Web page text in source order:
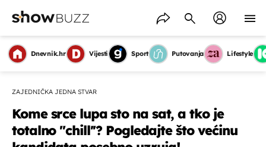
Dnevnik.hr Vijesti Sport Putovanja Lifestyle
ZAJEDNIČKA JEDNA STVAR
Kome srce lupa sto na sat, a tko je
totalno ''chill''? Pogledajte što većinu